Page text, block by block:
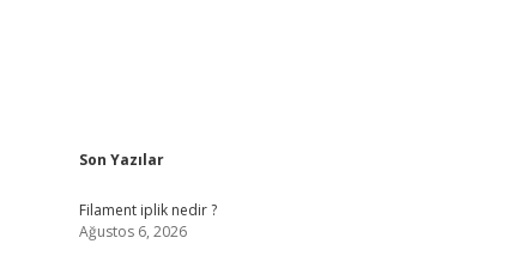
Sidebar
Son Yazılar
Filament iplik nedir ?
Ağustos 6, 2026
vdcasino güncel giriş